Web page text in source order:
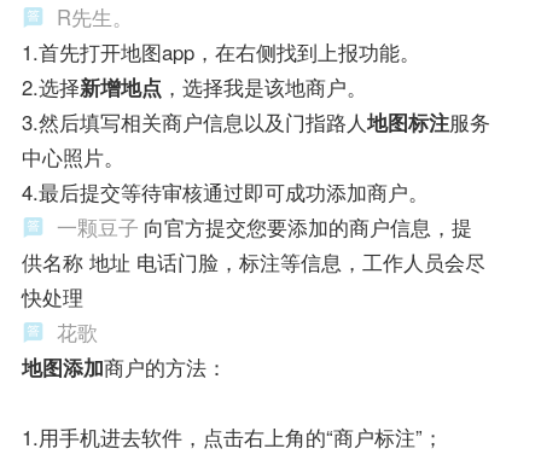
R先生。
1.首先打开地图app，在右侧找到上报功能。
2.选择新增地点 ，选择我是该地商户。
3.然后填写相关商户信息以及门指路人地图标注服务
中心照片。
4.最后提交等待审核通过即可成功添加商户。
一颗豆子 向官方提交您要添加的商户信息，提
供名称 地址 电话门脸，标注等信息，工作人员会尽
快处理
花歌
地图添加商户的方法：
1.用手机进去软件，点击右上角的“商户标注”；